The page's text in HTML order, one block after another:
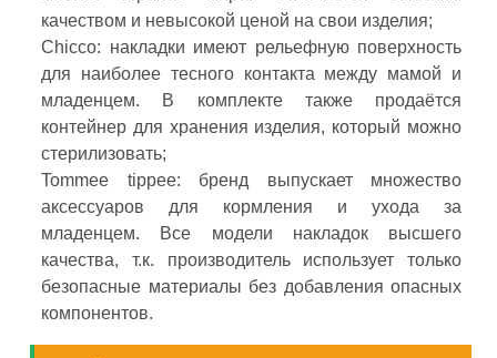
качеством и невысокой ценой на свои изделия;
Chicco: накладки имеют рельефную поверхность
для наиболее тесного контакта между мамой и
младенцем. В комплекте также продаётся
контейнер для хранения изделия, который можно
стерилизовать;
Tommee tippee: бренд выпускает множество
аксессуаров для кормления и ухода за
младенцем. Все модели накладок высшего
качества, т.к. производитель использует только
безопасные материалы без добавления опасных
компонентов.